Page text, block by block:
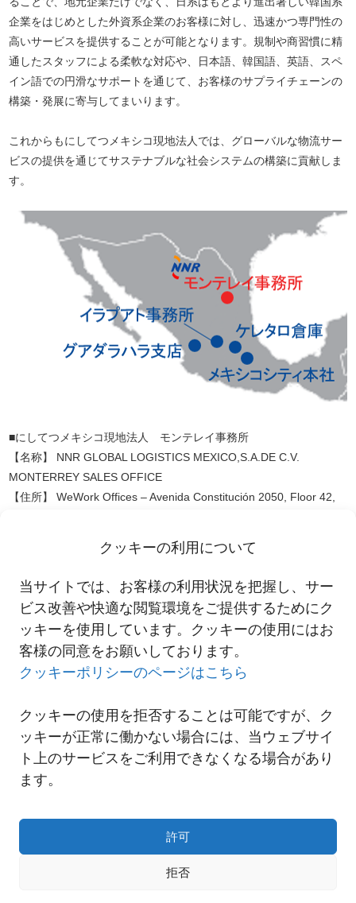
クッキーの利用について
当サイトでは、お客様の利用状況を把握し、サー
ビス改善や快適な閲覧環境をご提供するためにク
ッキーを使用しています。クッキーの使用にはお
客様の同意をお願いしております。
クッキーポリシーのページはこちら
クッキーの使用を拒否することは可能ですが、ク
ッキーが正常に働かない場合には、当ウェブサイ
ト上のサービスをご利用できなくなる場合があり
ます。
許可
拒否
企業をはじめとした外資系企業のお客様に対し、迅速かつ専門性の
高いサービスを提供することが可能となります。規制や商習慣に精
通したスタッフによる柔軟な対応や、日本語、韓国語、英語、スペ
イン語での円滑なサポートを通じて、お客様のサプライチェーンの
構築・発展に寄与してまいります。
これからもにしてつメキシコ現地法人では、グローバルな物流サー
ビスの提供を通じてサステナブルな社会システムの構築に貢献しま
す。
■にしてつメキシコ現地法人 モンテレイ事務所
【名称】 NNR GLOBAL LOGISTICS MEXICO,S.A.DE C.V.
MONTERREY SALES OFFICE
【住所】 WeWork Offices – Avenida Constitución 2050, Floor 42,
画部（03-4332-5060）まで
一覧へ